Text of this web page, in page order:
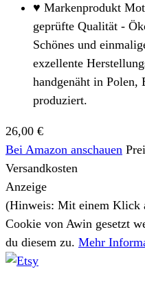
♥ Markenprodukt
geprüfte Qualität -
Schönes und
exzellente
handgenäht in
produziert.
26,00 €
Bei Amazon anschauen
Versandkosten
Anzeige
(Hinweis: Mit einem Klick
Cookie von Awin gesetzt
du diesem zu. Mehr